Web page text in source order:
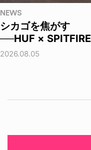
NEWS
シカゴを焦がす
──HUF × SPITFIRE
2026.08.05